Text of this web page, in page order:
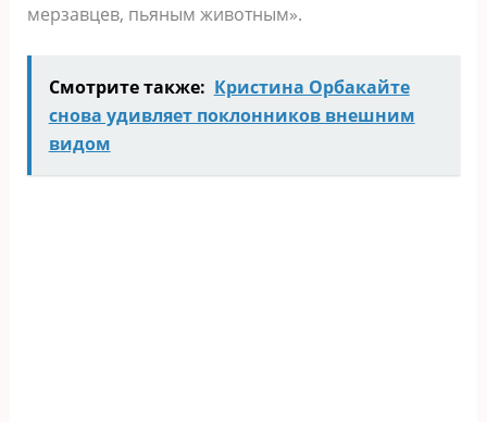
мерзавцев, пьяным животным».
Смотрите также: Кристина Орбакайте
снова удивляет поклонников внешним
видом